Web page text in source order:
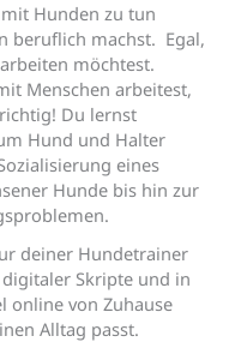
Hunden zu tun
beruflich machst. Egal,
möchtest.
Menschen arbeitest,
Du lernst
Hund und Halter
eines
Hunde bis hin zur
deiner Hundetrainer
Skripte und in
online von Zuhause
Alltag passt.